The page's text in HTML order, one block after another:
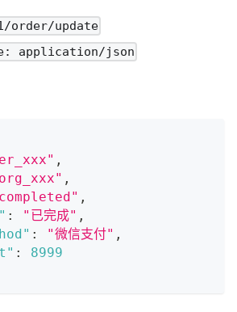
order/update
application/json
,
,
,
: "已完成" ,
: "微信支付" ,
:
8999